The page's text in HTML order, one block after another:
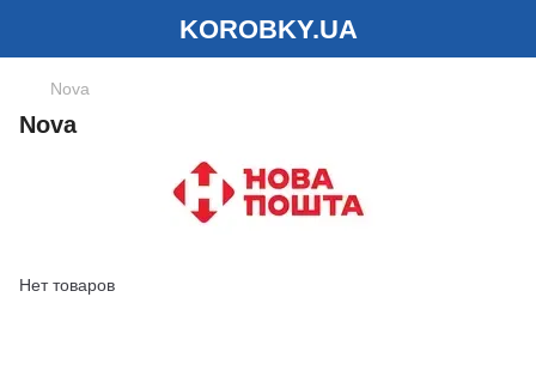
KOROBKY.UA
Nova
Nova
Нет товаров